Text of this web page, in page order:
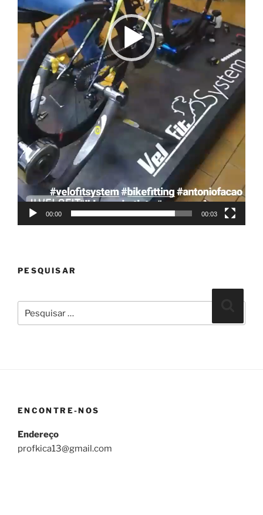
00:00 00:03
PESQUISAR
Pesquisar
por:
ENCONTRE-NOS
Endereço
profkica13@gmail.com